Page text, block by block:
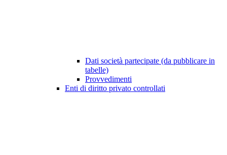
Dati società partecipate (da pubblicare in
tabelle)
Provvedimenti
Enti di diritto privato controllati